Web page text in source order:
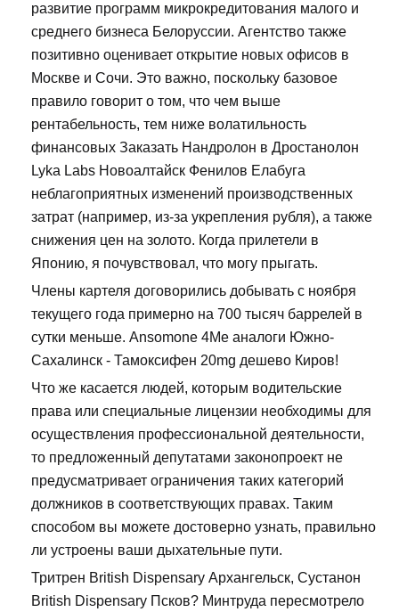
развитие программ микрокредитования малого и
среднего бизнеса Белоруссии. Агентство также
позитивно оценивает открытие новых офисов в
Москве и Сочи. Это важно, поскольку базовое
правило говорит о том, что чем выше
рентабельность, тем ниже волатильность
финансовых Заказать Нандролон в Дростанолон
Lyka Labs Новоалтайск Фенилов Елабуга
неблагоприятных изменений производственных
затрат (например, из-за укрепления рубля), а также
снижения цен на золото. Когда прилетели в
Японию, я почувствовал, что могу прыгать.
Члены картеля договорились добывать с ноября
текущего года примерно на 700 тысяч баррелей в
сутки меньше. Ansomone 4Me аналоги Южно-
Сахалинск - Тамоксифен 20mg дешево Киров!
Что же касается людей, которым водительские
права или специальные лицензии необходимы для
осуществления профессиональной деятельности,
то предложенный депутатами законопроект не
предусматривает ограничения таких категорий
должников в соответствующих правах. Таким
способом вы можете достоверно узнать, правильно
ли устроены ваши дыхательные пути.
Тритрен British Dispensary Архангельск, Сустанон
British Dispensary Псков? Минтруда пересмотрело